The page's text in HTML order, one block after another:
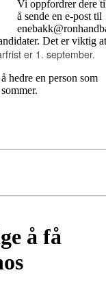
Vi oppfordrer dere
å sende en e-post til
Det er viktig at
er 1. september.
hedre en person som
å få